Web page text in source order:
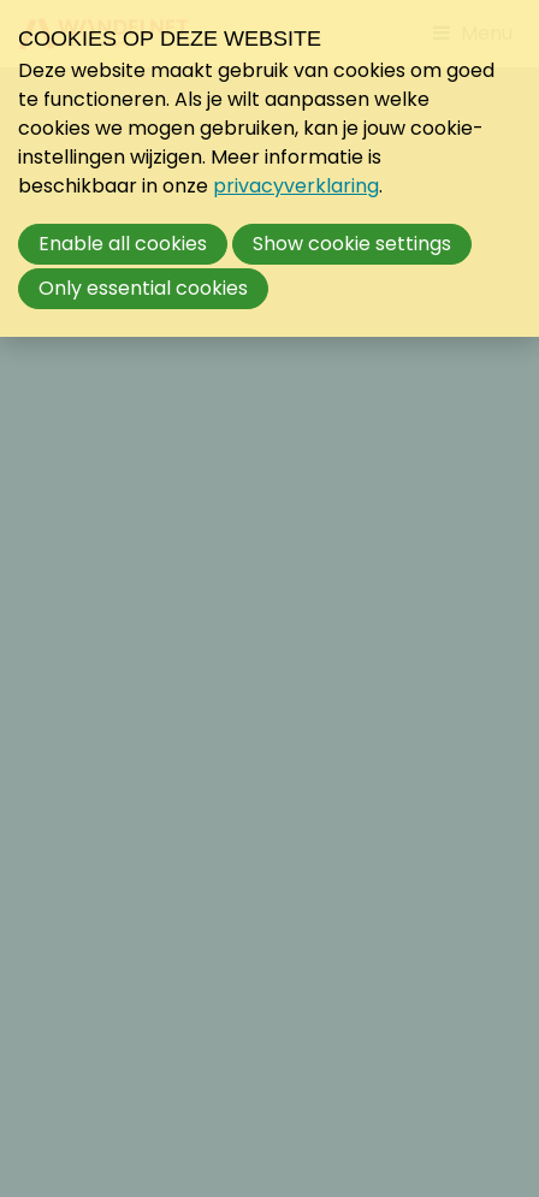
to
COOKIES OP DEZE WEBSITE
Deze website maakt gebruik van cookies om goed
te functioneren. Als je wilt aanpassen welke
cookies we mogen gebruiken, kan je jouw cookie-
instellingen wijzigen. Meer informatie is
beschikbaar in onze privacyverklaring.
Enable all cookies
Show cookie settings
Only essential cookies